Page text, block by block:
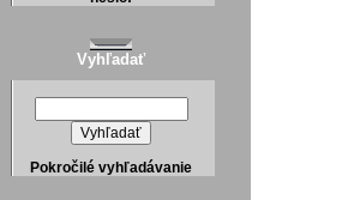
Vyhľadať
Pokročilé vyhľadávanie